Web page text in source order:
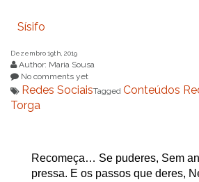
Sísifo
Dezembro 19th, 2019
Author: Maria Sousa
No comments yet
Redes SociaisTagged Conteúdos
Torga
Recomeça… Se puderes, Sem
pressa. E os passos que deres,